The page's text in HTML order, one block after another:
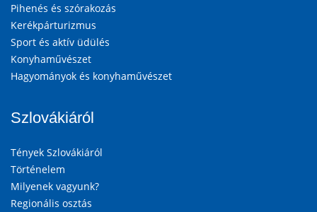
Pihenés és szórakozás
Kerékpárturizmus
Sport és aktív üdülés
Konyhaművészet
Hagyományok és konyhaművészet
Szlovákiáról
Tények Szlovákiáról
Történelem
Milyenek vagyunk?
Regionális osztás